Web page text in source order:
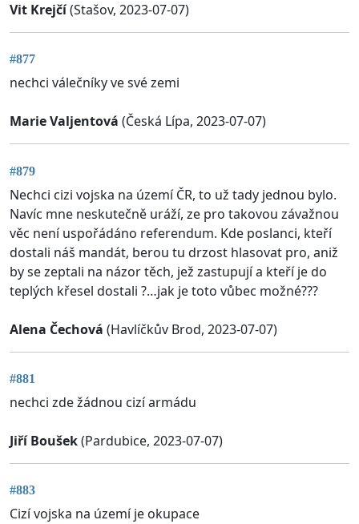
Vit Krejčí(Stašov, 2023-07-07)
#877
nechci válečníky ve své zemi
Marie Valjentová (Česká Lípa, 2023-07-07)
#879
Nechci cizi vojska na území ČR, to už tady jednou bylo.
Navíc mne neskutečně uráží, ze pro takovou závažnou
věc není uspořádáno referendum. Kde poslanci, kteří
dostali náš mandát, berou tu drzost hlasovat pro, aniž
by se zeptali na názor těch, jež zastupují a kteří je do
teplých křesel dostali ?…jak je toto vůbec možné???
Alena Čechová (Havlíčkův Brod, 2023-07-07)
#881
nechci zde žádnou cizí armádu
Jiří Boušek(Pardubice, 2023-07-07)
#883
Cizí vojska na území je okupace